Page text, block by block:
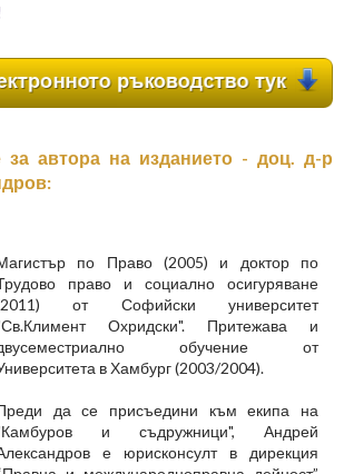
за автора на изданието - доц. д-р
по Право (2005) и доктор по
право и социално осигуряване
от Софийски университет
Охридски". Притежава и
обучение от
в Хамбург (2003/2004).
да се присъедини към екипа на
и съдружници", Андрей
е юрисконсулт в дирекция